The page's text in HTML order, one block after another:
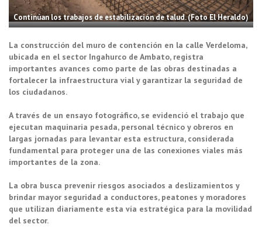
Continúan los trabajos de estabilización de talud. (Foto El Heraldo)
La construcción del muro de contención en la calle Verdeloma,
ubicada en el sector Ingahurco de Ambato, registra
importantes avances como parte de las obras destinadas a
fortalecer la infraestructura vial y garantizar la seguridad de
los ciudadanos.
A través de un ensayo fotográfico, se evidenció el trabajo que
ejecutan maquinaria pesada, personal técnico y obreros en
largas jornadas para levantar esta estructura, considerada
fundamental para proteger una de las conexiones viales más
importantes de la zona.
La obra busca prevenir riesgos asociados a deslizamientos y
brindar mayor seguridad a conductores, peatones y moradores
que utilizan diariamente esta vía estratégica para la movilidad
del sector.